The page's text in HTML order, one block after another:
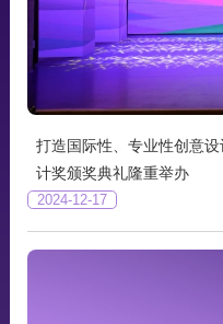
打造国际性、专业性创意
计奖颁奖典礼隆重举办
2024-12-17